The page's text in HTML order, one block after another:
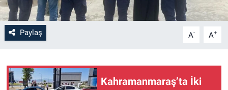
Paylaş A- A+
Kahramanmaraş’ta İki
MAGAZİN
ÇEVRE